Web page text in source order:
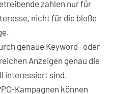
zahlen nur für
nicht für die bloße
genaue Keyword- oder
Anzeigen genau die
interessiert sind.
Kampagnen können